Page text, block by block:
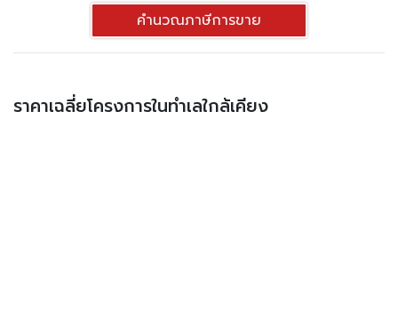
คำนวณภาษีการขาย
ราคาเฉลี่ยโครงการในทำเลใกล้เคียง